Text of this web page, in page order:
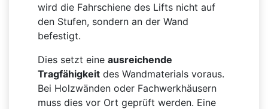
wird die Fahrschiene des Lifts nicht auf
den Stufen, sondern an der Wand
befestigt.
Dies setzt eine ausreichende
Tragfähigkeit des Wandmaterials voraus.
Bei Holzwänden oder Fachwerkhäusern
muss dies vor Ort geprüft werden. Eine